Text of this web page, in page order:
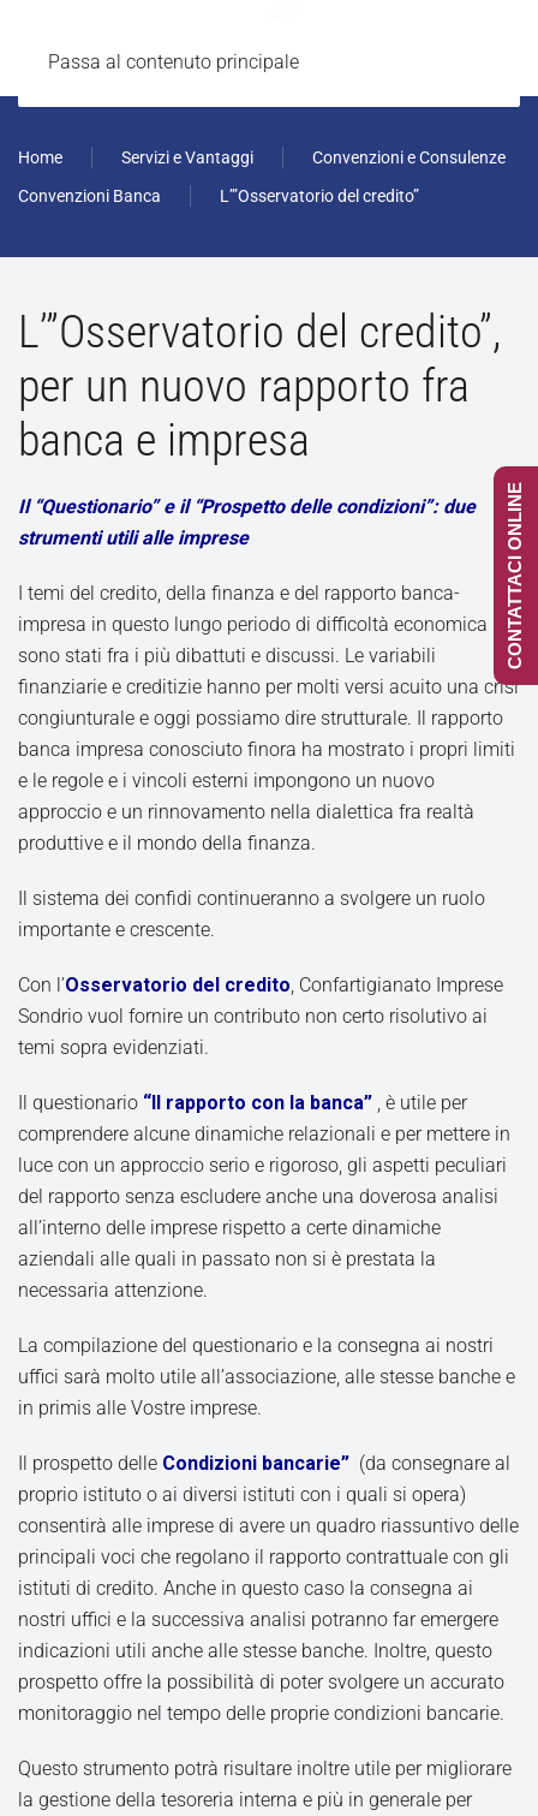
Passa al contenuto principale
Home Servizi e Vantaggi
Convenzioni e Consulenze
Convenzioni Banca
L’”Osservatorio del credito”
L’”Osservatorio del credito”,
per un nuovo rapporto fra
banca e impresa
Il “Questionario” e il “Prospetto delle condizioni”: due
strumenti utili alle imprese
I temi del credito, della finanza e del rapporto banca-
impresa in questo lungo periodo di difficoltà economica
sono stati fra i più dibattuti e discussi. Le variabili
finanziarie e creditizie hanno per molti versi acuito una crisi
congiunturale e oggi possiamo dire strutturale. Il rapporto
banca impresa conosciuto finora ha mostrato i propri limiti
e le regole e i vincoli esterni impongono un nuovo
approccio e un rinnovamento nella dialettica fra realtà
produttive e il mondo della finanza.
Il sistema dei confidi continueranno a svolgere un ruolo
importante e crescente.
Con l’Osservatorio del credito, Confartigianato Imprese
Sondrio vuol fornire un contributo non certo risolutivo ai
temi sopra evidenziati.
Il questionario “Il rapporto con la banca” , è utile per
comprendere alcune dinamiche relazionali e per mettere in
luce con un approccio serio e rigoroso, gli aspetti peculiari
del rapporto senza escludere anche una doverosa analisi
all’interno delle imprese rispetto a certe dinamiche
aziendali alle quali in passato non si è prestata la
necessaria attenzione.
La compilazione del questionario e la consegna ai nostri
uffici sarà molto utile all’associazione, alle stesse banche e
in primis alle Vostre imprese.
Il prospetto delle Condizioni bancarie” (da consegnare al
proprio istituto o ai diversi istituti con i quali si opera)
consentirà alle imprese di avere un quadro riassuntivo delle
principali voci che regolano il rapporto contrattuale con gli
istituti di credito. Anche in questo caso la consegna ai
nostri uffici e la successiva analisi potranno far emergere
indicazioni utili anche alle stesse banche. Inoltre, questo
prospetto offre la possibilità di poter svolgere un accurato
monitoraggio nel tempo delle proprie condizioni bancarie.
Questo strumento potrà risultare inoltre utile per migliorare
la gestione della tesoreria interna e più in generale per
CONTATTACI ONLINE